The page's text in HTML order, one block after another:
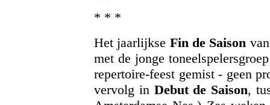
* * *
Het jaarlijkse Fin de Saison
met de jonge
repertoire-feest gemist - geen
vervolg in Debut de Saison,